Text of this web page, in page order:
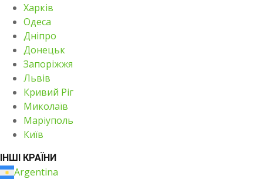
Харків
Одеса
Дніпро
Донецьк
Запоріжжя
Львів
Кривий Ріг
Миколаїв
Маріуполь
Київ
ІНШІ КРАЇНИ
Argentina